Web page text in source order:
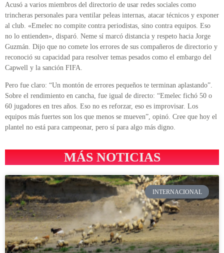
Acusó a varios miembros del directorio de usar redes sociales como
trincheras personales para ventilar peleas internas, atacar técnicos y exponer
al club. «Emelec no compite contra periodistas, sino contra equipos. Eso
no lo entienden», disparó. Neme sí marcó distancia y respeto hacia Jorge
Guzmán. Dijo que no comete los errores de sus compañeros de directorio y
reconoció su capacidad para resolver temas pesados como el embargo del
Capwell y la sanción FIFA.
Pero fue claro: “Un montón de errores pequeños te terminan aplastando”.
Sobre el rendimiento en cancha, fue igual de directo: “Emelec fichó 50 o
60 jugadores en tres años. Eso no es reforzar, eso es improvisar. Los
equipos más fuertes son los que menos se mueven”, opinó. Cree que hoy el
plantel no está para campeonar, pero sí para algo más digno.
MÁS NOTICIAS
INTERNACIONAL